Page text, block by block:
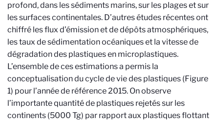
profond, dans les sédiments marins, sur les plages et sur
les surfaces continentales. D’autres études récentes ont
chiffré les flux d’émission et de dépôts atmosphériques,
les taux de sédimentation océaniques et la vitesse de
dégradation des plastiques en microplastiques.
L’ensemble de ces estimations a permis la
conceptualisation du cycle de vie des plastiques (Figure
1) pour l’année de référence 2015. On observe
l’importante quantité de plastiques rejetés sur les
continents (5000 Tg) par rapport aux plastiques flottant